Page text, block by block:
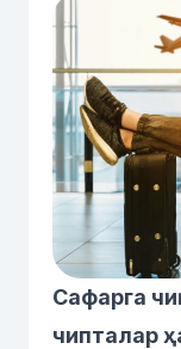
Сафарга
чипталар